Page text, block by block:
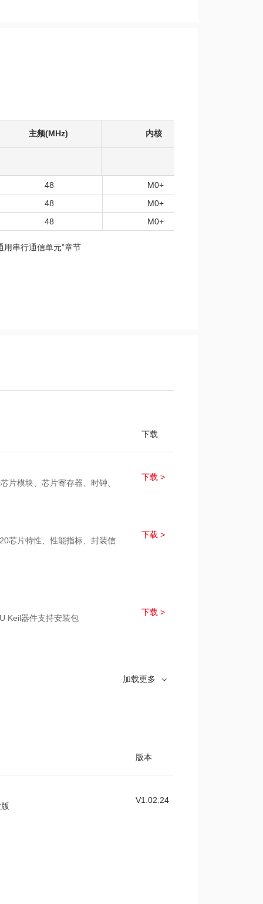
主频(MHz) 内核
48 M0+
48
M0+
48
M0+
用串行通信单元”章节
下载
片模块、芯片寄存器、时钟、
下载 >
芯片特性、性能指标、封装信
下载 >
Keil器件支持安装包
下载 >
加载更多
版本
V1.02.24